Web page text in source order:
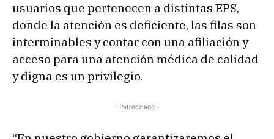
usuarios que pertenecen a distintas EPS,
donde la atención es deficiente, las filas son
interminables y contar con una afiliación y
acceso para una atención médica de calidad
y digna es un privilegio.
- Patrocinado -